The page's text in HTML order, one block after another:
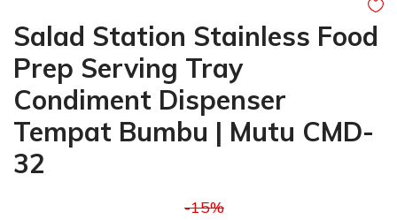
Salad Station Stainless Food
Prep Serving Tray
Condiment Dispenser
Tempat Bumbu | Mutu CMD-
32
-15%